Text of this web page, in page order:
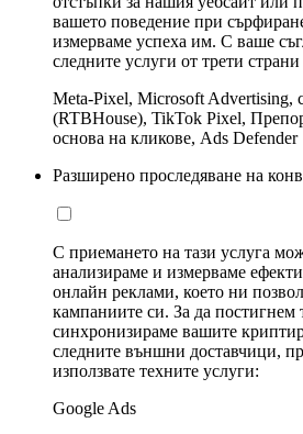
вашето поведение при
измерваме успеха им. С ваше
следните услуги от трети
Meta-Pixel, Microsoft Advertising,
(RTBHouse), TikTok Pixel,
основа на кликове, Ads Defender
Разширено проследяване на
С приемането на тази услуга
анализираме и измерваме
онлайн реклами, което ни
кампаниите си. За да постигнем
синхронизираме вашите
следните външни доставчици,
използвате техните услуги:
Google Ads